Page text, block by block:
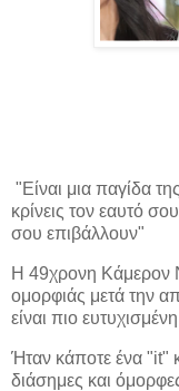
"Είναι μια παγίδα
κρίνεις τον εαυτό
σου επιβάλλουν"
Η 49χρονη Κάμερον
ομορφιάς μετά την
είναι πιο
Ήταν κάποτε ένα "it"
διάσημες και